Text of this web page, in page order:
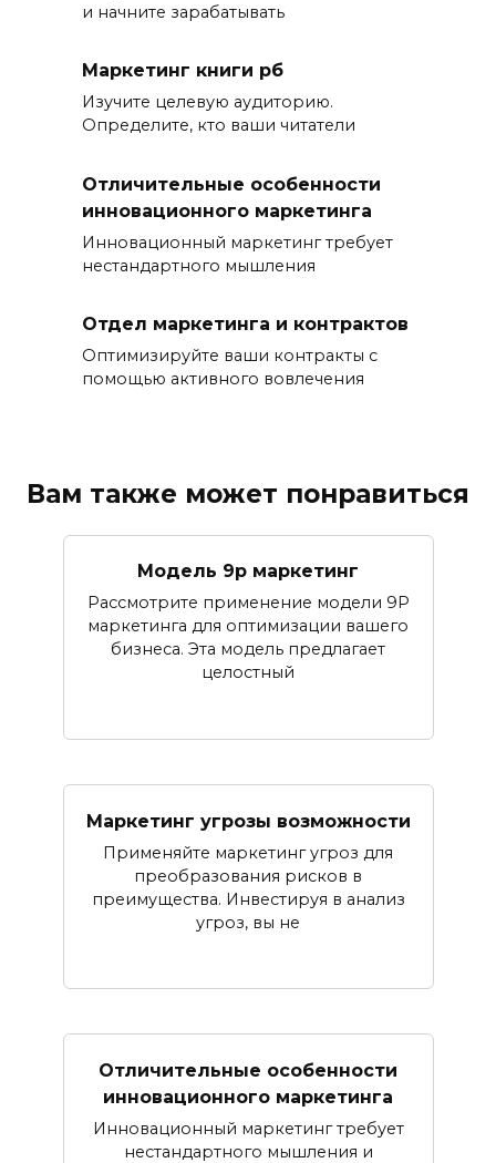
и начните зарабатывать
Маркетинг книги рб
Изучите целевую аудиторию.
Определите, кто ваши читатели
Отличительные особенности
инновационного маркетинга
Инновационный маркетинг требует
нестандартного мышления
Отдел маркетинга и контрактов
Оптимизируйте ваши контракты с
помощью активного вовлечения
Вам также может понравиться
Модель 9p маркетинг
Рассмотрите применение модели 9P
маркетинга для оптимизации вашего
бизнеса. Эта модель предлагает
целостный
Маркетинг угрозы возможности
Применяйте маркетинг угроз для
преобразования рисков в
преимущества. Инвестируя в анализ
угроз, вы не
Отличительные особенности
инновационного маркетинга
Инновационный маркетинг требует
нестандартного мышления и